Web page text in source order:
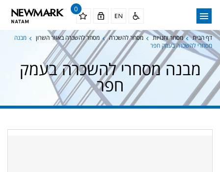
0
דף הבית מסחר וחנויות מסחר להשכרה מסחר להשכרה באזור השרון
מבנה
מסחרי להשכרה בעמק חפר
מבנה מסחרי להשכרה בעמק
חפר